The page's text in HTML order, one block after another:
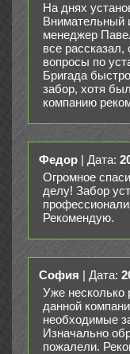
На днях
Внимательный
менеджер
все
вопросы по
Бригада
забор, хотя
компанию
Федор | Дата:
Огромное
делу! Забор
Рекомендую.
София | Дата:
Уже несколько
данной
необходимые
Изначально
пожалели.